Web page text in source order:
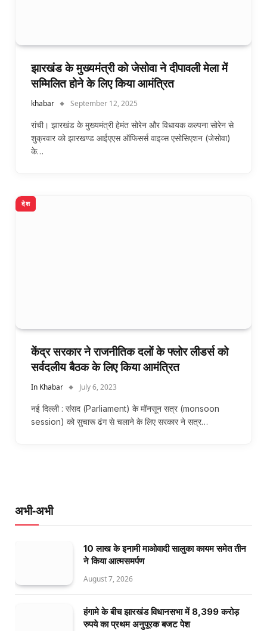
झारखंड के मुख्यमंत्री को जेसोवा ने दीपावली मेला में
सम्मिलित होने के लिए किया आमंत्रित
khabar September 12, 2025
रांची। झारखंड के मुख्यमंत्री हेमंत सोरेन और विधायक कल्पना सोरेन से
शुक्रवार को झारखण्ड आईएएस ऑफिसर्स वाइव्स एसोसिएशन (जेसोवा)
के…
देश
केंद्र सरकार ने राजनीतिक दलों के फ्लोर लीडर्स को
सर्वदलीय बैठक के लिए किया आमंत्रित
In Khabar July 6, 2023
नई दिल्ली : संसद (Parliament) के मॉनसून सत्र (monsoon
session) को सुचारू ढंग से चलाने के लिए सरकार ने सत्र…
अभी-अभी
10 लाख के इनामी माओवादी सालुका कायम समेत तीन
ने किया आत्मसमर्पण
August 7, 2026
हंगामे के बीच झारखंड विधानसभा में 8,399 करोड़
रुपये का प्रथम अनुपूरक बजट पेश